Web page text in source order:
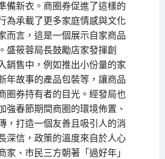
備新衣。商圈券促進了這樣的
為承載了更多家庭情感與文化
而言，這是一個展示自家商品
盛筱蓉局長鼓勵店家發揮創
銷售中，例如推出小份量的家
年故事的產品包裝等，讓商品
圈券持有者的目光。經發局也
強春節期間商圈的環境佈置、
，打造一個友善且吸引人的消
深信，政策的溫度來自於人心
家、市民三方朝著「過好年」